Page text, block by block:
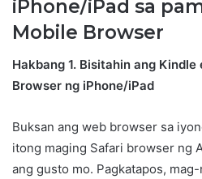
iPhone/iPad sa
Mobile Browser
Hakbang 1. Bisitahin ang Kindle
Browser ng iPhone/iPad
Buksan ang web browser sa
itong maging Safari browser ng
ang gusto mo. Pagkatapos,